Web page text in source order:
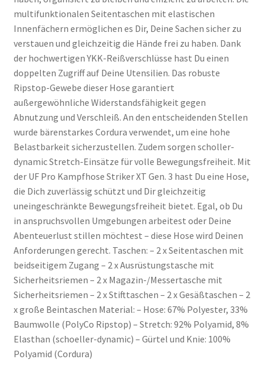
multifunktionalen Seitentaschen mit elastischen
Innenfächern ermöglichen es Dir, Deine Sachen sicher zu
verstauen und gleichzeitig die Hände frei zu haben. Dank
der hochwertigen YKK-Reißverschlüsse hast Du einen
doppelten Zugriff auf Deine Utensilien. Das robuste
Ripstop-Gewebe dieser Hose garantiert
außergewöhnliche Widerstandsfähigkeit gegen
Abnutzung und Verschleiß. An den entscheidenden Stellen
wurde bärenstarkes Cordura verwendet, um eine hohe
Belastbarkeit sicherzustellen. Zudem sorgen scholler-
dynamic Stretch-Einsätze für volle Bewegungsfreiheit. Mit
der UF Pro Kampfhose Striker XT Gen. 3 hast Du eine Hose,
die Dich zuverlässig schützt und Dir gleichzeitig
uneingeschränkte Bewegungsfreiheit bietet. Egal, ob Du
in anspruchsvollen Umgebungen arbeitest oder Deine
Abenteuerlust stillen möchtest – diese Hose wird Deinen
Anforderungen gerecht. Taschen: – 2 x Seitentaschen mit
beidseitigem Zugang – 2 x Ausrüstungstasche mit
Sicherheitsriemen – 2 x Magazin-/Messertasche mit
Sicherheitsriemen – 2 x Stifttaschen – 2 x Gesäßtaschen – 2
x große Beintaschen Material: – Hose: 67% Polyester, 33%
Baumwolle (PolyCo Ripstop) – Stretch: 92% Polyamid, 8%
Elasthan (schoeller-dynamic) – Gürtel und Knie: 100%
Polyamid (Cordura)